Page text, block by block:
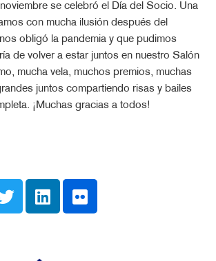
se celebró el Día del Socio. Una
con mucha ilusión después del
obligó la pandemia y que pudimos
de volver a estar juntos en nuestro Salón
mucha vela, muchos premios, muchas
juntos compartiendo risas y bailes
¡Muchas gracias a todos!